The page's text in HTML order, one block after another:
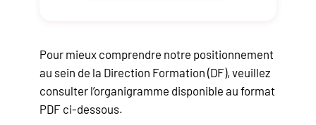
Pour mieux comprendre notre positionnement
au sein de la Direction Formation (DF), veuillez
consulter l’organigramme disponible au format
PDF ci-dessous.